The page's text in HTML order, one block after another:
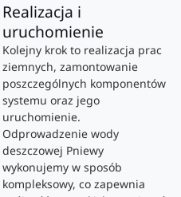
Realizacja i
uruchomienie
Kolejny krok to realizacja prac
ziemnych, zamontowanie
poszczególnych komponentów
systemu oraz jego
uruchomienie.
Odprowadzenie wody
deszczowej Pniewy
wykonujemy w sposób
kompleksowy, co zapewnia